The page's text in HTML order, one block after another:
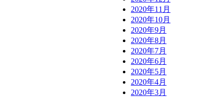
2020年11月
2020年10月
2020年9月
2020年8月
2020年7月
2020年6月
2020年5月
2020年4月
2020年3月